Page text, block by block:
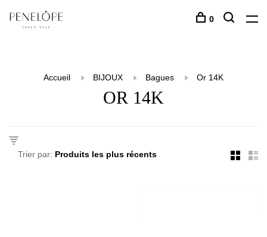
0
Accueil BIJOUX Bagues Or 14K
OR 14K
Trier par: